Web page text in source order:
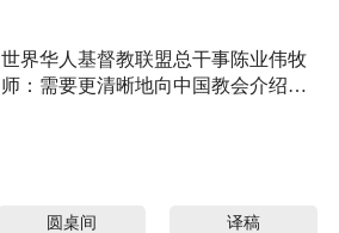
世界华人基督教联盟总干事陈业伟牧
师：需要更清晰地向中国教会介绍福
圆桌间 译稿